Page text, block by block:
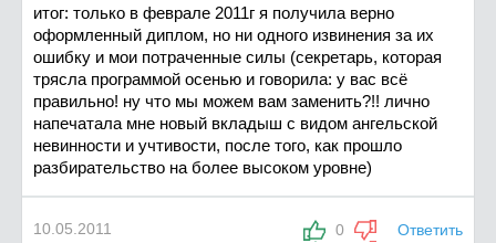
итог: только в феврале 2011г я получила верно
оформленный диплом, но ни одного извинения за их
ошибку и мои потраченные силы (секретарь, которая
трясла программой осенью и говорила: у вас всё
правильно! ну что мы можем вам заменить?!! лично
напечатала мне новый вкладыш с видом ангельской
невинности и учтивости, после того, как прошло
разбирательство на более высоком уровне)
0 Ответить
10.05.2011